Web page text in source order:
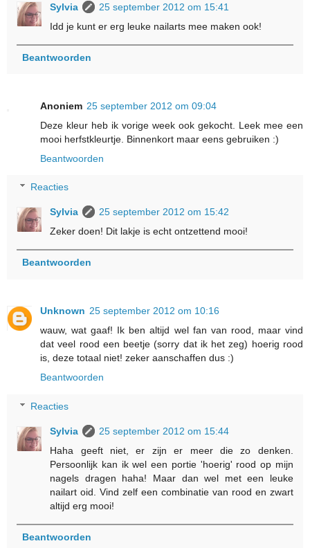
Sylvia
25 september 2012 om 15:41
Idd je kunt er erg leuke nailarts mee maken ook!
Beantwoorden
Anoniem 25 september 2012 om 09:04
Deze kleur heb ik vorige week ook gekocht. Leek mee een
mooi herfstkleurtje. Binnenkort maar eens gebruiken :)
Beantwoorden
Reacties
Sylvia
25 september 2012 om 15:42
Zeker doen! Dit lakje is echt ontzettend mooi!
Beantwoorden
Unknown 25 september 2012 om 10:16
wauw, wat gaaf! Ik ben altijd wel fan van rood, maar vind
dat veel rood een beetje (sorry dat ik het zeg) hoerig rood
is, deze totaal niet! zeker aanschaffen dus :)
Beantwoorden
Reacties
Sylvia
25 september 2012 om 15:44
Haha geeft niet, er zijn er meer die zo denken.
Persoonlijk kan ik wel een portie 'hoerig' rood op mijn
nagels dragen haha! Maar dan wel met een leuke
nailart oid. Vind zelf een combinatie van rood en zwart
altijd erg mooi!
Beantwoorden